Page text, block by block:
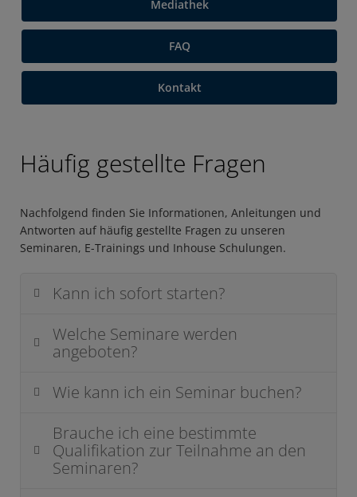
Mediathek
FAQ
Kontakt
Häufig gestellte Fragen
Nachfolgend finden Sie Informationen, Anleitungen und
Antworten auf häufig gestellte Fragen zu unseren
Seminaren, E-Trainings und Inhouse Schulungen.
Kann ich sofort starten?
Welche Seminare werden
angeboten?
Wie kann ich ein Seminar buchen?
Brauche ich eine bestimmte
Qualifikation zur Teilnahme an den
Seminaren?